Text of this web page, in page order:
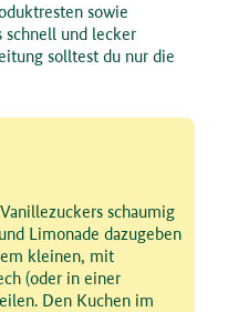
sowie
schnell und lecker
solltest du nur die
schaumig
Limonade dazugeben
kleinen, mit
(oder in einer
Den Kuchen im